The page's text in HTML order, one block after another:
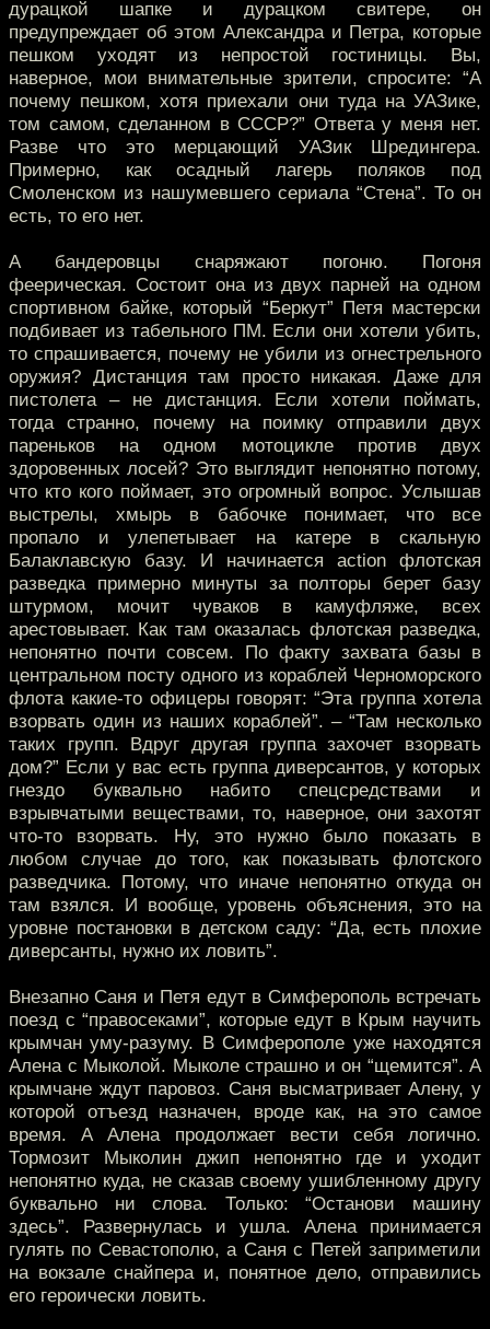
дурацкой шапке и дурацком свитере, он
предупреждает об этом Александра и Петра, которые
пешком уходят из непростой гостиницы. Вы,
наверное, мои внимательные зрители, спросите: “А
почему пешком, хотя приехали они туда на УАЗике,
том самом, сделанном в СССР?” Ответа у меня нет.
Разве что это мерцающий УАЗик Шредингера.
Примерно, как осадный лагерь поляков под
Смоленском из нашумевшего сериала “Стена”. То он
есть, то его нет.
А бандеровцы снаряжают погоню. Погоня
феерическая. Состоит она из двух парней на одном
спортивном байке, который “Беркут” Петя мастерски
подбивает из табельного ПМ. Если они хотели убить,
то спрашивается, почему не убили из огнестрельного
оружия? Дистанция там просто никакая. Даже для
пистолета – не дистанция. Если хотели поймать,
тогда странно, почему на поимку отправили двух
пареньков на одном мотоцикле против двух
здоровенных лосей? Это выглядит непонятно потому,
что кто кого поймает, это огромный вопрос. Услышав
выстрелы, хмырь в бабочке понимает, что все
пропало и улепетывает на катере в скальную
Балаклавскую базу. И начинается action флотская
разведка примерно минуты за полторы берет базу
штурмом, мочит чуваков в камуфляже, всех
арестовывает. Как там оказалась флотская разведка,
непонятно почти совсем. По факту захвата базы в
центральном посту одного из кораблей Черноморского
флота какие-то офицеры говорят: “Эта группа хотела
взорвать один из наших кораблей”. – “Там несколько
таких групп. Вдруг другая группа захочет взорвать
дом?” Если у вас есть группа диверсантов, у которых
гнездо буквально набито спецсредствами и
взрывчатыми веществами, то, наверное, они захотят
что-то взорвать. Ну, это нужно было показать в
любом случае до того, как показывать флотского
разведчика. Потому, что иначе непонятно откуда он
там взялся. И вообще, уровень объяснения, это на
уровне постановки в детском саду: “Да, есть плохие
диверсанты, нужно их ловить”.
Внезапно Саня и Петя едут в Симферополь встречать
поезд с “правосеками”, которые едут в Крым научить
крымчан уму-разуму. В Симферополе уже находятся
Алена с Мыколой. Мыколе страшно и он “щемится”. А
крымчане ждут паровоз. Саня высматривает Алену, у
которой отъезд назначен, вроде как, на это самое
время. А Алена продолжает вести себя логично.
Тормозит Мыколин джип непонятно где и уходит
непонятно куда, не сказав своему ушибленному другу
буквально ни слова. Только: “Останови машину
здесь”. Развернулась и ушла. Алена принимается
гулять по Севастополю, а Саня с Петей заприметили
на вокзале снайпера и, понятное дело, отправились
его героически ловить.